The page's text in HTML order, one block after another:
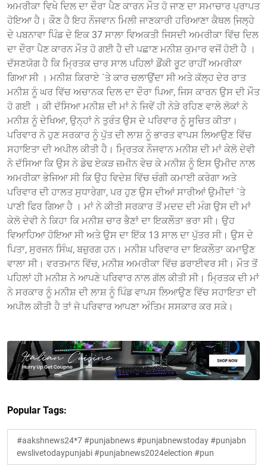
ਅਮਰੀਕਾ ਵਿਖੇ ਦਿਲ ਦਾ ਦੌਰਾ ਪੈਣ ਕਾਰਨ ਮੌਤ ਹੋ ਜਾਣ ਦਾ ਸਮਾਚਾਰ ਪ੍ਰਾਪਤ
ਹੋਇਆ ਹੈ। ਕੌਣ ਹੈ ਇਹ ਨੌਜਵਾਨ ਮਿਲੀ ਜਾਣਕਾਰੀ ਹਰਿਆਣਾ ਕੈਥਲ ਜਿ਼ਲ੍ਹੇ
ਦੇ ਪਬਨਾਵਾ ਪਿੰਡ ਦੇ ਇਕ 37 ਸਾਲਾ ਵਿਅਕਤੀ ਜਿਸਦੀ ਅਮਰੀਕਾ ਵਿੱਚ ਦਿਲ
ਦਾ ਦੌਰਾ ਪੈਣ ਕਾਰਨ ਮੌਤ ਹੋ ਗਈ ਹੈ ਦੀ ਪਛਾਣ ਮਨੀਸ਼ ਕੁਮਾਰ ਵਜੋਂ ਹੋਈ ਹੈ ।
ਦੱਸਣਯੋਗ ਹੈ ਕਿ ਮ੍ਰਿਤਕ ਚਾਰ ਸਾਲ ਪਹਿਲਾਂ ਡੌਂਕੀ ਰੂਟ ਰਾਹੀਂ ਅਮਰੀਕਾ
ਗਿਆ ਸੀ । ਮਨੀਸ਼ ਕਿਰਾਏ `ਤੇ ਕਾਰ ਚਲਾਉਂਦਾ ਸੀ ਅਤੇ ਕੱਲ੍ਹ ਦੇਰ ਰਾਤ
ਮਨੀਸ਼ ਨੂੰ ਘਰ ਵਿੱਚ ਅਚਾਨਕ ਦਿਲ ਦਾ ਦੌਰਾ ਪਿਆ, ਜਿਸ ਕਾਰਨ ਉਸ ਦੀ ਮੌਤ
ਹੋ ਗਈ । ਕੀ ਦੱਸਿਆ ਮਨੀਸ਼ ਦੀ ਮਾਂ ਨੇ ਜਿਵੇਂ ਹੀ ਨੇੜੇ ਰਹਿਣ ਵਾਲੇ ਲੋਕਾਂ ਨੇ
ਮਨੀਸ਼ ਨੂੰ ਦੇਖਿਆ, ਉਨ੍ਹਾਂ ਨੇ ਤੁਰੰਤ ਉਸ ਦੇ ਪਰਿਵਾਰ ਨੂੰ ਸੂਚਿਤ ਕੀਤਾ।
ਪਰਿਵਾਰ ਨੇ ਹੁਣ ਸਰਕਾਰ ਨੂੰ ਪੁੱਤ ਦੀ ਲਾਸ਼ ਨੂੰ ਭਾਰਤ ਵਾਪਸ ਲਿਆਉਣ ਵਿੱਚ
ਸਹਾਇਤਾ ਦੀ ਅਪੀਲ ਕੀਤੀ ਹੈ। ਮ੍ਰਿਤਕ ਨੌਜਵਾਨ ਮਨੀਸ਼ ਦੀ ਮਾਂ ਕੇਲੋ ਦੇਵੀ
ਨੇ ਦੱਸਿਆ ਕਿ ਉਸ ਨੇ ਡੇਢ ਏਕੜ ਜ਼ਮੀਨ ਵੇਚ ਕੇ ਮਨੀਸ਼ ਨੂੰ ਇਸ ਉਮੀਦ ਨਾਲ
ਅਮਰੀਕਾ ਭੇਜਿਆ ਸੀ ਕਿ ਉਹ ਵਿਦੇਸ਼ ਵਿੱਚ ਚੰਗੀ ਕਮਾਈ ਕਰੇਗਾ ਅਤੇ
ਪਰਿਵਾਰ ਦੀ ਹਾਲਤ ਸੁਧਾਰੇਗਾ, ਪਰ ਹੁਣ ਉਸ ਦੀਆਂ ਸਾਰੀਆਂ ਉਮੀਦਾਂ `ਤੇ
ਪਾਣੀ ਫਿਰ ਗਿਆ ਹੈ । ਮਾਂ ਨੇ ਕੀਤੀ ਸਰਕਾਰ ਤੋਂ ਮਦਦ ਦੀ ਮੰਗ ਉਸ ਦੀ ਮਾਂ
ਕੇਲੋ ਦੇਵੀ ਨੇ ਕਿਹਾ ਕਿ ਮਨੀਸ਼ ਚਾਰ ਭੈਣਾਂ ਦਾ ਇਕਲੌਤਾ ਭਰਾ ਸੀ। ਉਹ
ਵਿਆਹਿਆ ਹੋਇਆ ਸੀ ਅਤੇ ਉਸ ਦਾ ਇੱਕ 13 ਸਾਲ ਦਾ ਪੁੱਤਰ ਸੀ। ਉਸ ਦੇ
ਪਿਤਾ, ਸੁਰਜਨ ਸਿੰਘ, ਬਜ਼ੁਰਗ ਹਨ। ਮਨੀਸ਼ ਪਰਿਵਾਰ ਦਾ ਇਕਲੌਤਾ ਕਮਾਉਣ
ਵਾਲਾ ਸੀ। ਵਰਤਮਾਨ ਵਿੱਚ, ਮਨੀਸ਼ ਅਮਰੀਕਾ ਵਿੱਚ ਡਰਾਈਵਰ ਸੀ। ਮੌਤ ਤੋਂ
ਪਹਿਲਾਂ ਹੀ ਮਨੀਸ਼ ਨੇ ਆਪਣੇ ਪਰਿਵਾਰ ਨਾਲ ਗੱਲ ਕੀਤੀ ਸੀ। ਮ੍ਰਿਤਕ ਦੀ ਮਾਂ
ਨੇ ਸਰਕਾਰ ਨੂੰ ਮਨੀਸ਼ ਦੀ ਲਾਸ਼ ਨੂੰ ਪਿੰਡ ਵਾਪਸ ਲਿਆਉਣ ਵਿੱਚ ਸਹਾਇਤਾ ਦੀ
ਅਪੀਲ ਕੀਤੀ ਹੈ ਤਾਂ ਜੋ ਪਰਿਵਾਰ ਆਪਣਾ ਅੰਤਿਮ ਸਸਕਾਰ ਕਰ ਸਕੇ।
Popular Tags:
#aakshnews24*7 #punjabnews #punjabnewstoday #punjabn
ewslivetodaypunjabi #punjabnews2024election #pun